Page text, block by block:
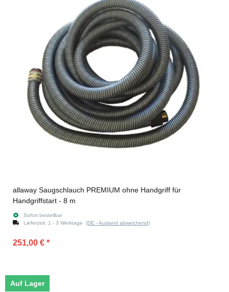
allaway Saugschlauch PREMIUM ohne Handgriff für
Handgriffstart - 8 m
Sofort bestellbar
Lieferzeit: 1 - 3 Werktage (DE - Ausland abweichend)
251,00 € *
Auf Lager